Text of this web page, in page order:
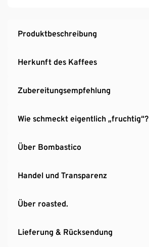
Produktbeschreibung
Herkunft des Kaffees
Zubereitungsempfehlung
Wie schmeckt eigentlich „fruchtig“?
Über Bombastico
Handel und Transparenz
Über roasted.
Lieferung & Rücksendung